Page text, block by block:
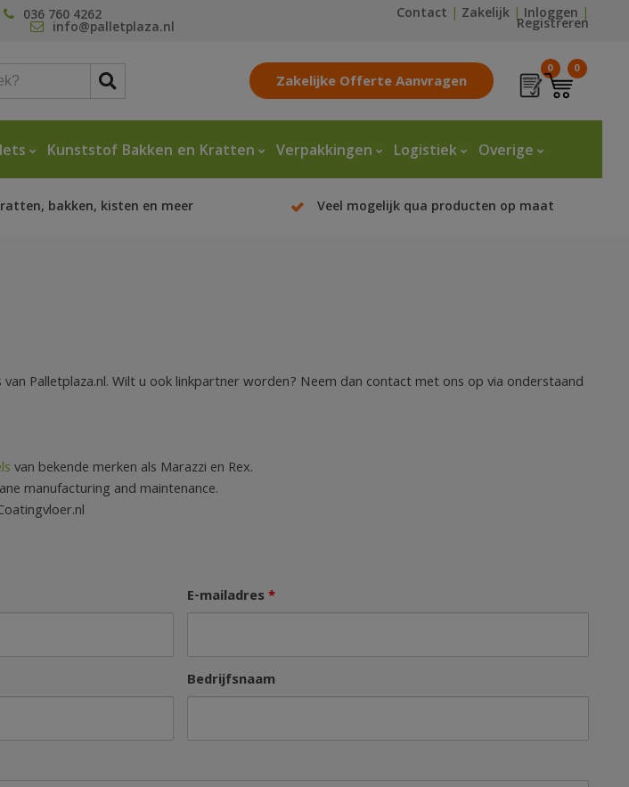
036 760 4262
info@palletplaza.nl
Contact | Zakelijk |Inloggen |
Registreren
Zakelijke Offerte Aanvragen
0 0
Kunststof Bakken en Kratten Verpakkingen Logistiek Overige
bakken, kisten en meer Veel mogelijk qua producten op maat
Palletplaza.nl. Wilt u ook linkpartner worden? Neem dan contact met ons op via onderstaand
van bekende merken als Marazzi en Rex.
manufacturing and maintenance.
E-mailadres*
Bedrijfsnaam